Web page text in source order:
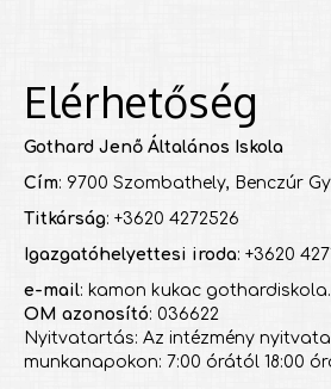
Elérhetőség
Gothard Jenő Általános Iskola
Cím: 9700 Szombathely, Benczúr
Titkárság: +3620 4272526
Igazgatóhelyettesi iroda: +3620
e-mail: kamon kukac
OM azonosító: 036622
Nyitvatartás: Az intézmény
munkanapokon: 7:00 órától 18:00